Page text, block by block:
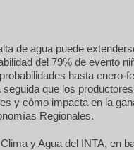
de agua puede
del 79% de evento
hasta enero-
que los
y cómo impacta en la
Regionales.
y Agua del INTA, en